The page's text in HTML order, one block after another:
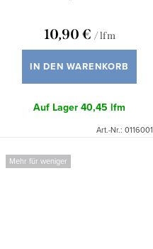
10,90 € / lfm
IN DEN WARENKORB
Auf Lager40,45 lfm
Art.-Nr.: 0116001
Mehr für weniger